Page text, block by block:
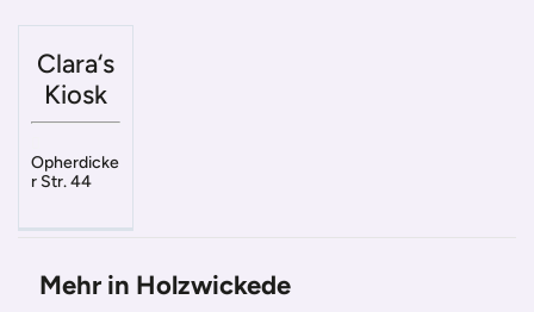
Clara‘s
Kiosk
Opherdicke
r Str. 44
Mehr in Holzwickede